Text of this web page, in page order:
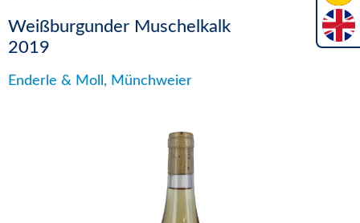
Weißburgunder Muschelkalk
2019
Enderle & Moll, Münchweier